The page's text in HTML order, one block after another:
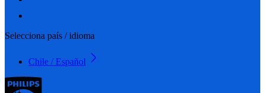
Selecciona país / idioma
Chile / Español